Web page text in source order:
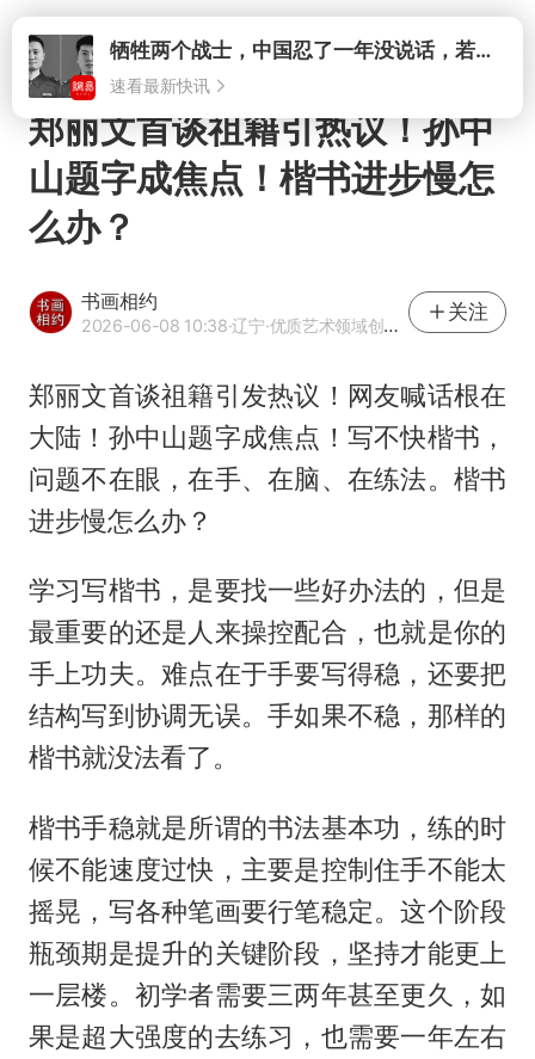
打开牺牲两个战士，中国忍了一年没说话，若菲律宾死了人，他会开战吗
速看最新快讯
郑丽文首谈祖籍引热议！孙中
山题字成焦点！楷书进步慢怎
么办？
书画相约
2026-06-08 10:38·辽宁·优质艺术领域创作者
关注
郑丽文首谈祖籍引发热议！网友喊话根在
大陆！孙中山题字成焦点！写不快楷书，
问题不在眼，在手、在脑、在练法。楷书
进步慢怎么办？
学习写楷书，是要找一些好办法的，但是
最重要的还是人来操控配合，也就是你的
手上功夫。难点在于手要写得稳，还要把
结构写到协调无误。手如果不稳，那样的
楷书就没法看了。
楷书手稳就是所谓的书法基本功，练的时
候不能速度过快，主要是控制住手不能太
摇晃，写各种笔画要行笔稳定。这个阶段
瓶颈期是提升的关键阶段，坚持才能更上
一层楼。初学者需要三两年甚至更久，如
果是超大强度的去练习，也需要一年左右